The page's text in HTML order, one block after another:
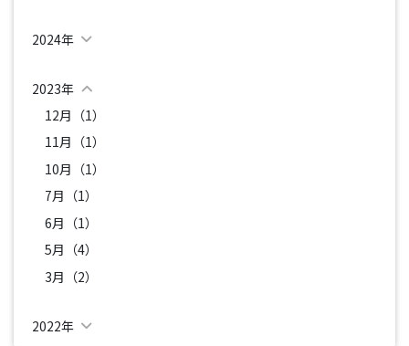
2024年
2023年
12月（1）
11月（1）
10月（1）
7月（1）
6月（1）
5月（4）
3月（2）
2022年